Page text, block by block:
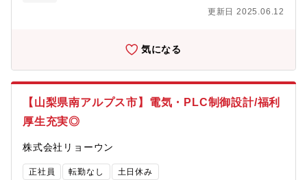
更新日 2025.06.12
気になる
【山梨県南アルプス市】電気・PLC制御設計/福利
厚生充実◎
株式会社リョーウン
正社員 転勤なし 土日休み